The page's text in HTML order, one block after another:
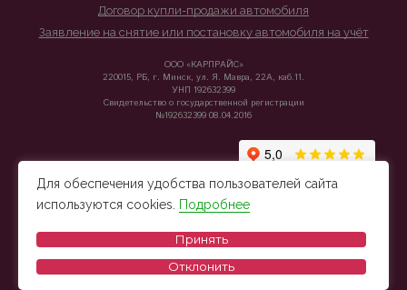
Договор купли-продажи автомобиля
Заявление на снятие или постановку автомобиля на учёт
ООО «КАРПРАЙС»
220015, РБ, г. Минск, ул. Я. Мавра, 22А, каб.11.
УНП 192632399
Свидетельство о государственной регистрации
№192632399 08.04.2016
Для обеспечения удобства пользователей сайта
используются cookies.
Подробнее
Принять
Отклонить